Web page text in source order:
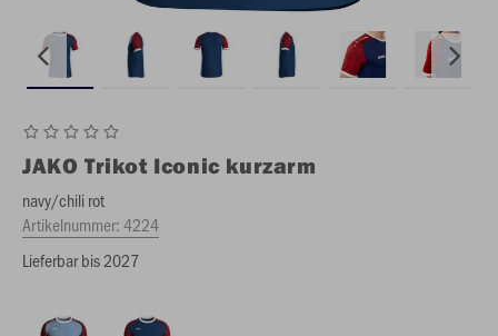
JAKO Trikot Iconic kurzarm
navy/chili rot
Artikelnummer:4224
Lieferbar bis 2027